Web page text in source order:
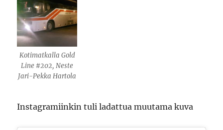
Kotimatkalla Gold
Line #202, Neste
Jari-Pekka Hartola
Instagramiinkin tuli ladattua muutama kuva